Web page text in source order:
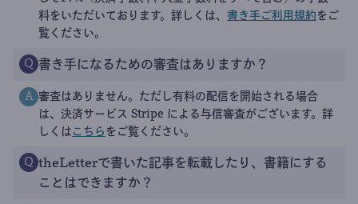
料をいただいております。詳しくは、 書き手ご利用規約 をご
覧ください。
Q 書き手になるための審査はありますか？
A 審査はありません。ただし有料の配信を開始される場合
は、決済サービス Stripe による与信審査がございます。詳
しくは こちら をご覧ください。
Q theLetterで書いた記事を転載したり、書籍にする
ことはできますか？